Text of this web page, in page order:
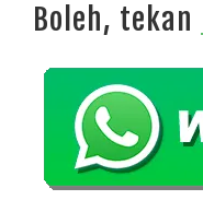
Boleh, tekan